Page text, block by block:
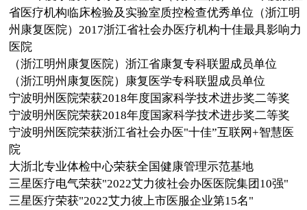
省医疗机构临床检验及实验室质控检查优秀单位（浙江明
州康复医院）2017浙江省社会办医疗机构十佳最具影响力
医院
（浙江明州康复医院）浙江省康复专科联盟成员单位
（浙江明州康复医院）康复医学专科联盟成员单位
宁波明州医院荣获2018年度国家科学技术进步奖二等奖
宁波明州医院荣获2018年度国家科学技术进步奖二等奖
宁波明州医院荣获浙江省社会办医"十佳”互联网+智慧医
院
大浙北专业体检中心荣获全国健康管理示范基地
三星医疗电气荣获"2022艾力彼社会办医医院集团10强"
三星医疗荣获"2022艾力彼上市医服企业第15名"